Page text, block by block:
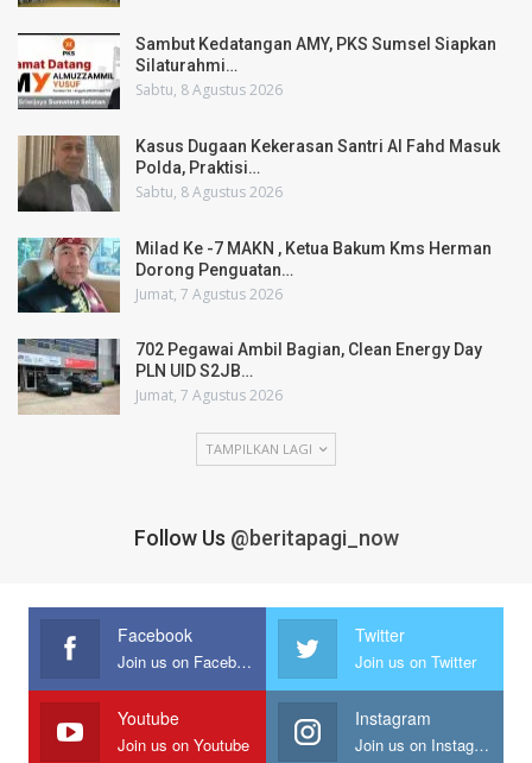
Sambut Kedatangan AMY, PKS Sumsel Siapkan
Silaturahmi…
Sabtu, 8 Agustus 2026
Kasus Dugaan Kekerasan Santri Al Fahd Masuk
Polda, Praktisi…
Sabtu, 8 Agustus 2026
Milad Ke -7 MAKN , Ketua Bakum Kms Herman
Dorong Penguatan…
Jumat, 7 Agustus 2026
702 Pegawai Ambil Bagian, Clean Energy Day
PLN UID S2JB…
Jumat, 7 Agustus 2026
TAMPILKAN LAGI
Follow Us @beritapagi_now
Facebook
Join us on Facebook
Twitter
Join us on Twitter
Youtube
Join us on Youtube
Instagram
Join us on Instagram